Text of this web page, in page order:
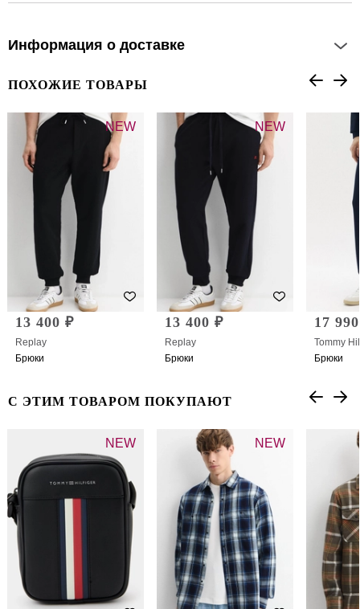
Информация о доставке
ПОХОЖИЕ ТОВАРЫ
NEW
13 400 ₽
Replay
Брюки
NEW
13 400 ₽
Replay
Брюки
17
Tommy
Брюки
С ЭТИМ ТОВАРОМ ПОКУПАЮТ
NEW NEW